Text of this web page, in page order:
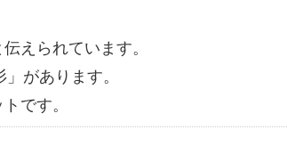
えられています。
があります。
です。